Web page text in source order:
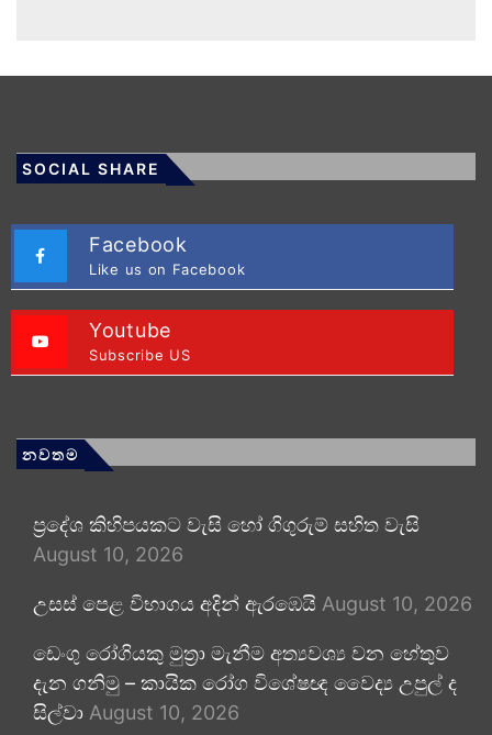
SOCIAL SHARE
Facebook
Like us on Facebook
Youtube
Subscribe US
නවතම
ප්‍රදේශ කිහිපයකට වැසි හෝ ගිගුරුම් සහිත වැසි
August 10, 2026
උසස් පෙළ විභාගය අදින් ඇරඹෙයි August 10, 2026
ඩෙංගු රෝගියකු ⁣මුත්‍රා මැනීම අත්‍යවශ්‍ය වන හේතුව
දැන ගනිමු – කායික රෝග විශේෂඥ වෛද්‍ය උපුල් ද
සිල්වා August 10, 2026